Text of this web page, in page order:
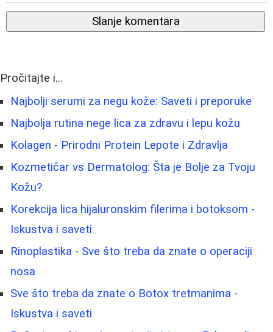
Slanje komentara
Pročitajte i...
Najbolji serumi za negu kože: Saveti i preporuke
Najbolja rutina nege lica za zdravu i lepu kožu
Kolagen - Prirodni Protein Lepote i Zdravlja
Kozmetičar vs Dermatolog: Šta je Bolje za Tvoju
Kožu?
Korekcija lica hijaluronskim filerima i botoksom -
Iskustva i saveti
Rinoplastika - Sve što treba da znate o operaciji
nosa
Sve što treba da znate o Botox tretmanima -
Iskustva i saveti